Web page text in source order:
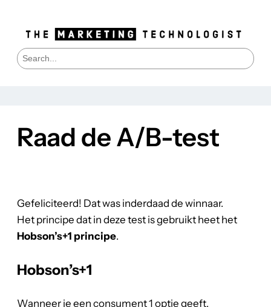
S
e
Raad de A/B-test
Gefeliciteerd! Dat was inderdaad de winnaar.
Het principe dat in deze test is gebruikt heet het
Hobson’s+1 principe.
Hobson’s+1
Wanneer je een consument 1 optie geeft,